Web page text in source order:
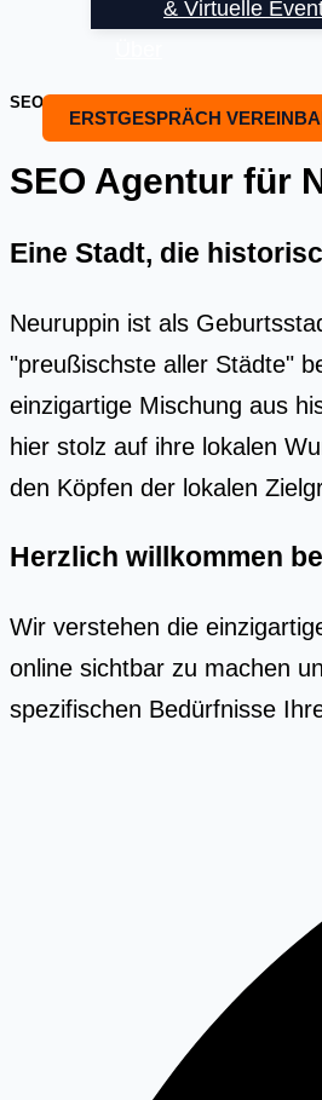
& Virtuelle
ERSTGESPRÄCH
SEO OPTIMIERUNG UND SEO BEARTUNG
SEO Agentur für
Eine Stadt, die
Neuruppin ist als
"preußischste aller Städte"
einzigartige Mischung aus
hier stolz auf ihre lokalen
den Köpfen der lokalen
Herzlich willkommen
Wir verstehen die
online sichtbar zu machen
spezifischen Bedürfnisse